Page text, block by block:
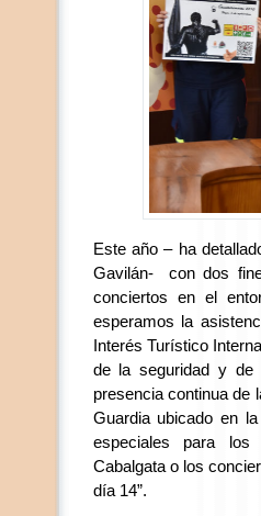
Este año – ha
Gavilán- con dos
conciertos en el
esperamos la
Interés Turístico
de la seguridad y de
presencia continua de
Guardia ubicado en
especiales para los
Cabalgata o los
día 14”.